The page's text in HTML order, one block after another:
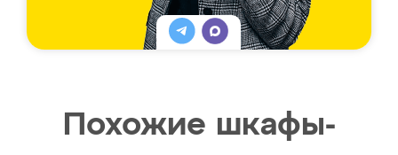
Похожие шкафы-